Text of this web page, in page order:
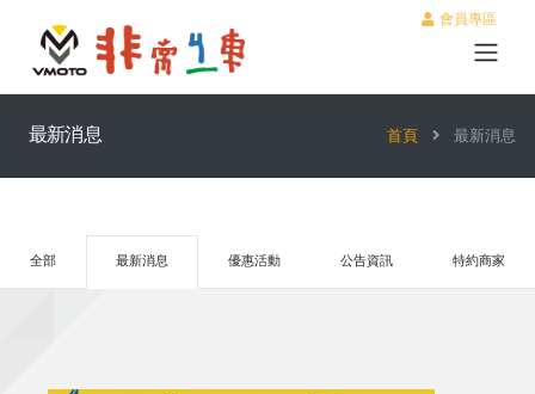
會員專區
最新消息 首頁 最新消息
全部 最新消息 優惠活動 公告資訊 特約商家